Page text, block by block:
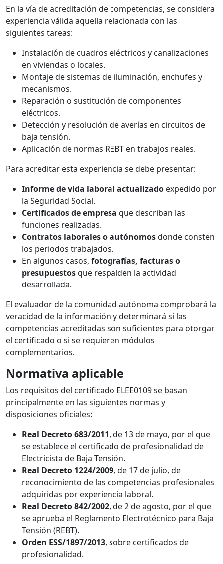
En la vía de acreditación de competencias, se considera
experiencia válida aquella relacionada con las
siguientes tareas:
Instalación de cuadros eléctricos y canalizaciones
en viviendas o locales.
Montaje de sistemas de iluminación, enchufes y
mecanismos.
Reparación o sustitución de componentes
eléctricos.
Detección y resolución de averías en circuitos de
baja tensión.
Aplicación de normas REBT en trabajos reales.
Para acreditar esta experiencia se debe presentar:
Informe de vida laboral actualizado expedido por
la Seguridad Social.
Certificados de empresa que describan las
funciones realizadas.
Contratos laborales o autónomosdonde consten
los periodos trabajados.
En algunos casos, fotografías, facturas o
presupuestosque respalden la actividad
desarrollada.
El evaluador de la comunidad autónoma comprobará la
veracidad de la información y determinará si las
competencias acreditadas son suficientes para otorgar
el certificado o si se requieren módulos
complementarios.
Normativa aplicable
Los requisitos del certificado ELEE0109 se basan
principalmente en las siguientes normas y
disposiciones oficiales:
Real Decreto 683/2011, de 13 de mayo, por el que
se establece el certificado de profesionalidad de
Electricista de Baja Tensión.
Real Decreto 1224/2009, de 17 de julio, de
reconocimiento de las competencias profesionales
adquiridas por experiencia laboral.
Real Decreto 842/2002, de 2 de agosto, por el que
se aprueba el Reglamento Electrotécnico para Baja
Tensión (REBT).
Orden ESS/1897/2013, sobre certificados de
profesionalidad.